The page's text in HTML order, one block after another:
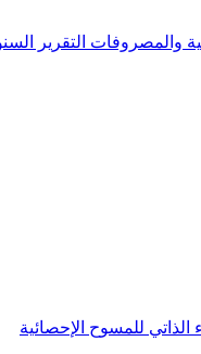
والمصروفات التقرير
الذاتي للمسوح الإحصائية